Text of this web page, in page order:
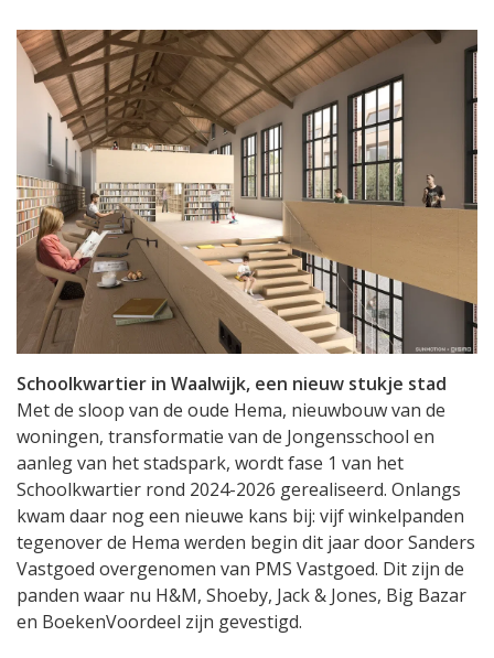
Schoolkwartier in Waalwijk, een nieuw stukje stad
Met de sloop van de oude Hema, nieuwbouw van de
woningen, transformatie van de Jongensschool en
aanleg van het stadspark, wordt fase 1 van het
Schoolkwartier rond 2024-2026 gerealiseerd. Onlangs
kwam daar nog een nieuwe kans bij: vijf winkelpanden
tegenover de Hema werden begin dit jaar door Sanders
Vastgoed overgenomen van PMS Vastgoed. Dit zijn de
panden waar nu H&M, Shoeby, Jack & Jones, Big Bazar
en BoekenVoordeel zijn gevestigd.